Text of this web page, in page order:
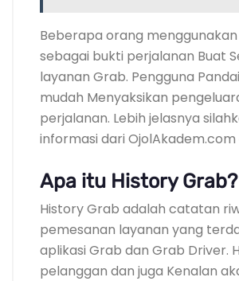
Beberapa orang
sebagai bukti perjalanan Buat
layanan Grab. Pengguna
mudah Menyaksikan
perjalanan. Lebih jelasnya
informasi dari OjolAkadem.com
Apa itu History Grab?
History Grab adalah catatan
pemesanan layanan yang
aplikasi Grab dan Grab Driver.
pelanggan dan juga Kenalan